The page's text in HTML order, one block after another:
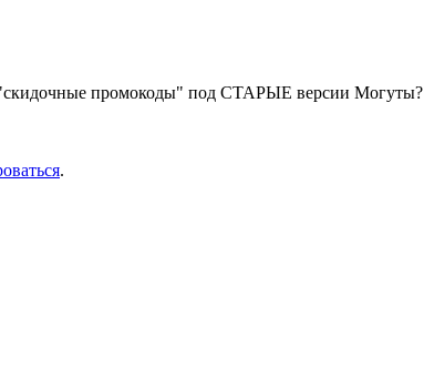
"скидочные промокоды" под СТАРЫЕ версии Могуты?
.